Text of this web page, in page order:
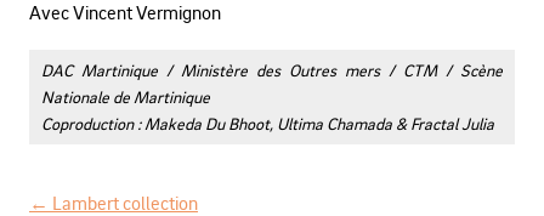
Avec Vincent Vermignon
DAC Martinique / Ministère des Outres mers / CTM / Scène
Nationale de Martinique
Coproduction : Makeda Du Bhoot, Ultima Chamada & Fractal Julia
← Lambert collection